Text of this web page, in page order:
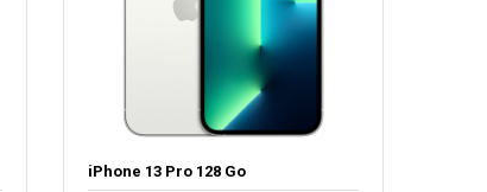
iPhone 13 Pro 128 Go